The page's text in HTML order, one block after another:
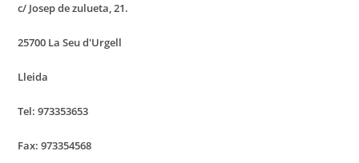
c/ Josep de zulueta, 21.
25700 La Seu d'Urgell
Lleida
Tel: 973353653
Fax: 973354568